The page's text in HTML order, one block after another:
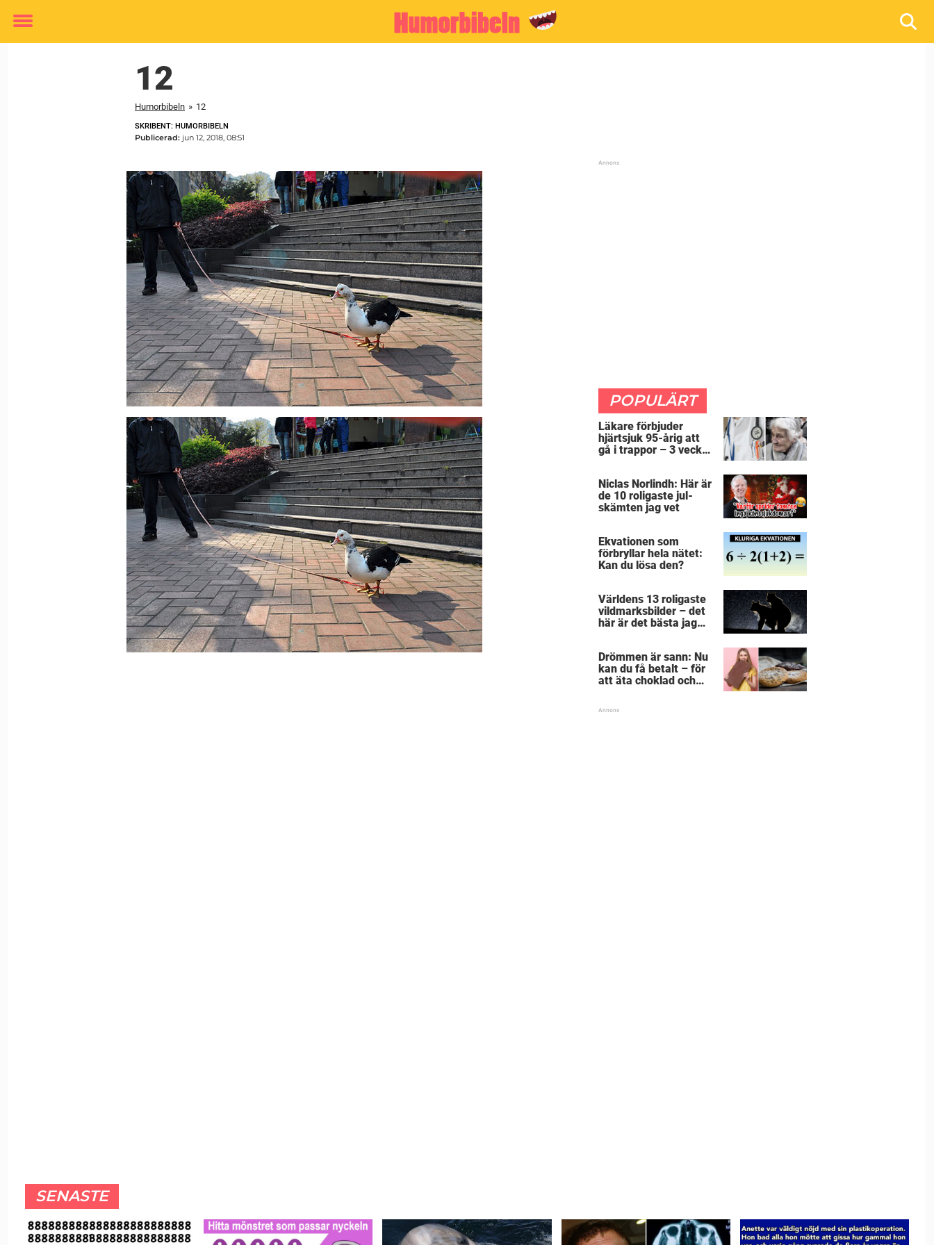
Toggle
12
Humorbibeln » 12
SKRIBENT: HUMORBIBELN
Publicerad: jun 12, 2018, 08:51
POPULÄRT
Läkare förbjuder
hjärtsjuk 95-årig att
gå i trappor – 3 veckor
Niclas Norlindh: Här är
de 10 roligaste jul-
skämten jag vet
Ekvationen som
förbryllar hela nätet:
Kan du lösa den?
Världens 13 roligaste
vildmarksbilder – det
här är det bästa jag
Drömmen är sann: Nu
kan du få betalt – för
att äta choklad och
SENASTE